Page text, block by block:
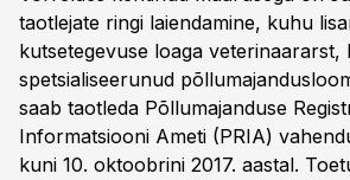
taotlejate ringi laiendamine, kuhu
kutsetegevuse loaga veterinaararst,
spetsialiseerunud
saab taotleda Põllumajanduse
Informatsiooni Ameti (PRIA)
kuni 10. oktoobrini 2017. aastal.